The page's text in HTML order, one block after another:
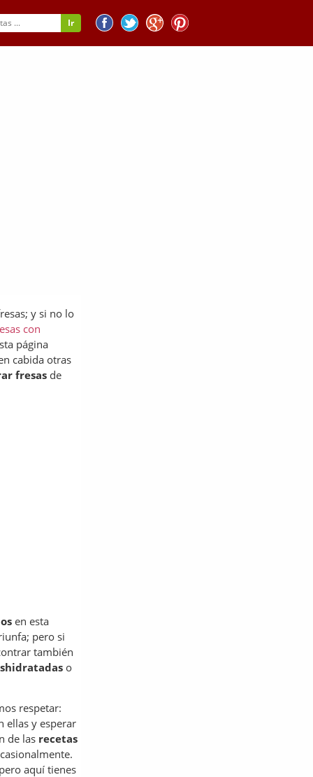
y si no lo
con
página
cabida otras
fresas de
en esta
pero si
también
o
respetar:
ellas y esperar
de las recetas
aquí tienes